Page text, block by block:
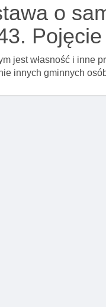
o
jest własność i inne
innych gminnych